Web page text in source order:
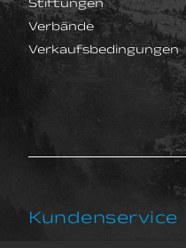
Stiftungen
Verbände
Verkaufsbedingungen
Kundenservice